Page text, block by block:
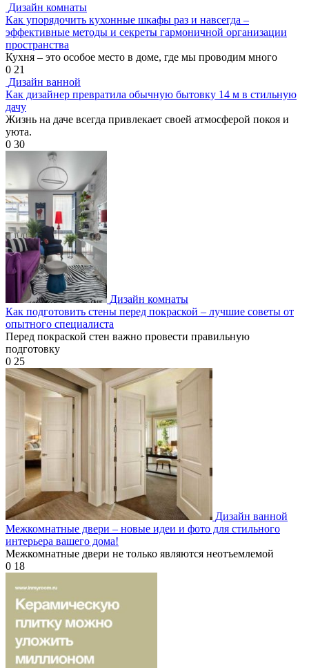
Дизайн комнаты
Как упорядочить кухонные шкафы раз и навсегда –
эффективные методы и секреты гармоничной организации
пространства
Кухня – это особое место в доме, где мы проводим много
0 21
Дизайн ванной
Как дизайнер превратила обычную бытовку 14 м в стильную
дачу
Жизнь на даче всегда привлекает своей атмосферой покоя и
уюта.
0 30
Дизайн комнаты
Как подготовить стены перед покраской – лучшие советы от
опытного специалиста
Перед покраской стен важно провести правильную
подготовку
0 25
Дизайн ванной
Межкомнатные двери – новые идеи и фото для стильного
интерьера вашего дома!
Межкомнатные двери не только являются неотъемлемой
0 18